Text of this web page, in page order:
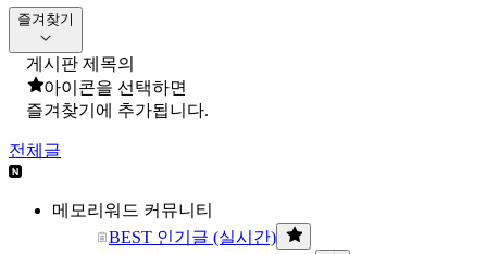
즐겨찾기
게시판 제목의
아이콘을 선택하면
즐겨찾기에 추가됩니다.
전체글
메모리워드 커뮤니티
BEST 인기글 (실시간)